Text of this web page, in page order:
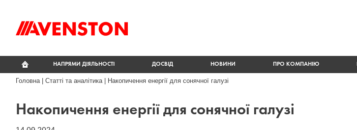
НАПРЯМИ ДІЯЛЬНОСТІ ДОСВІД НОВИНИ ПРО КОМПАНІЮ
Головна| Статті та аналітика| Накопичення енергії для сонячної галузі
Накопичення енергії для сонячної галузі